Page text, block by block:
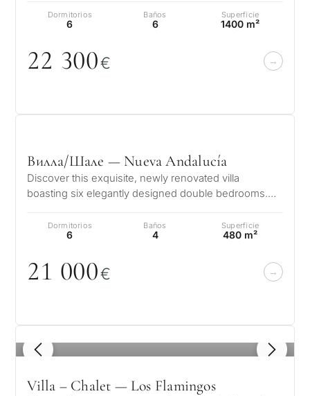
Dormitorios
6
Baños
6
Superficie
1400 m²
22 300€
Вилла/Шале — Nueva Andalucía
Discover this exquisite, newly renovated villa
boasting six elegantly designed double bedrooms.
Dormitorios
6
Baños
4
Superficie
480 m²
21 000€
1 / 8
Villa – Chalet — Los Flamingos